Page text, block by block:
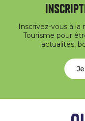
Inscrivez-vous à
Tourisme pour
actualités,